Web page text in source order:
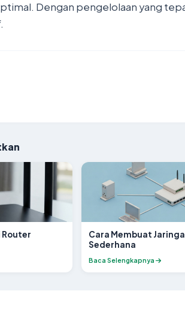
Dengan pengelolaan yang
Router
Cara Membuat
Sederhana
Baca Selengkapnya